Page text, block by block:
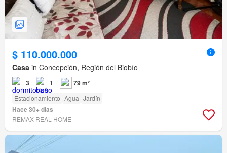
$ 110.000.000
Casa in Concepción, Región del Biobío
3 1 79 m²
Estacionamiento Agua Jardín
Hace 30+ días
REMAX REAL HOME